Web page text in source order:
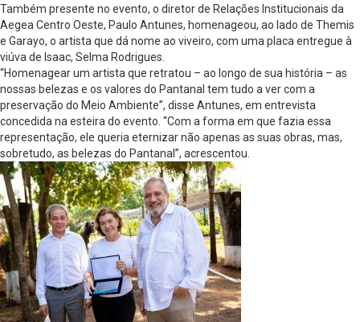
Também presente no evento, o diretor de Relações Institucionais da
Aegea Centro Oeste, Paulo Antunes, homenageou, ao lado de Themis
e Garayo, o artista que dá nome ao viveiro, com uma placa entregue à
viúva de Isaac, Selma Rodrigues.
“Homenagear um artista que retratou – ao longo de sua história – as
nossas belezas e os valores do Pantanal tem tudo a ver com a
preservação do Meio Ambiente”, disse Antunes, em entrevista
concedida na esteira do evento. “Com a forma em que fazia essa
representação, ele queria eternizar não apenas as suas obras, mas,
sobretudo, as belezas do Pantanal”, acrescentou.